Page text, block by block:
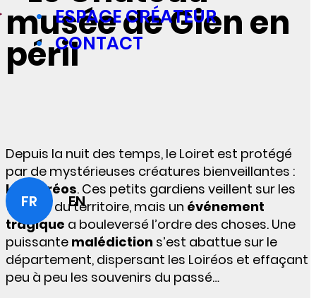
ESPACE CRÉATEUR
CONTACT
FR EN
musée de Gien en
péril
Depuis la nuit des temps, le Loiret est protégé
par de mystérieuses créatures bienveillantes :
les Loiréos. Ces petits gardiens veillent sur les
trésors du territoire, mais un événement
tragique a bouleversé l’ordre des choses. Une
puissante malédiction s’est abattue sur le
département, dispersant les Loiréos et effaçant
peu à peu les souvenirs du passé…